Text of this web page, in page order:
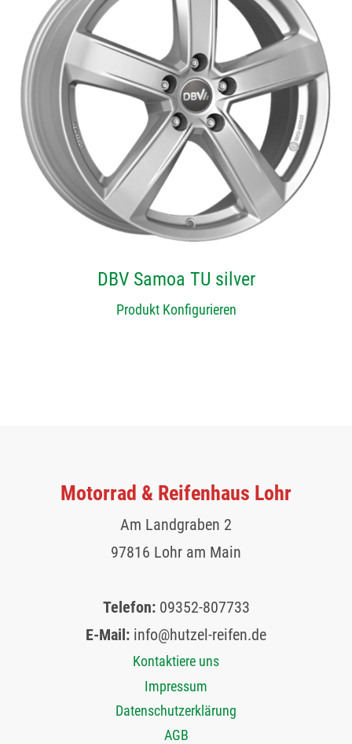
DBV Samoa TU silver
Produkt Konfigurieren
Motorrad & Reifenhaus Lohr
Am Landgraben 2
97816 Lohr am Main
Telefon:09352-807733
E-Mail: info@hutzel-reifen.de
Kontaktiere uns
Impressum
Datenschutzerklärung
AGB